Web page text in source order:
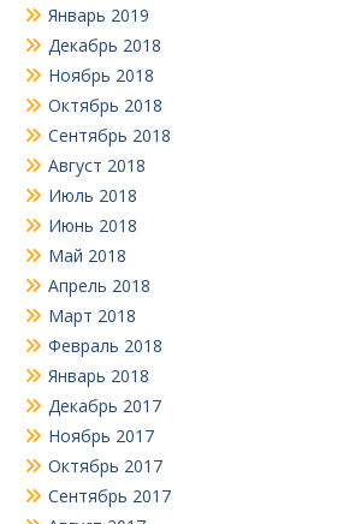
Январь 2019
Декабрь 2018
Ноябрь 2018
Октябрь 2018
Сентябрь 2018
Август 2018
Июль 2018
Июнь 2018
Май 2018
Апрель 2018
Март 2018
Февраль 2018
Январь 2018
Декабрь 2017
Ноябрь 2017
Октябрь 2017
Сентябрь 2017